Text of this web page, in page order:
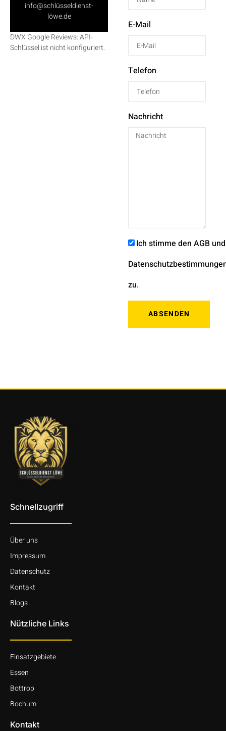
info@schlüsseldienst-
löwe.de
DWX Google Reviews: API-
Schlüssel ist nicht konfiguriert.
E-Mail
Telefon
Nachricht
Ich stimme den AGB und
zu.
ABSENDEN
Schnellzugriff
Über uns
Impressum
Datenschutz
Kontakt
Blogs
Nützliche Links
Einsatzgebiete
Essen
Bottrop
Bochum
Kontakt